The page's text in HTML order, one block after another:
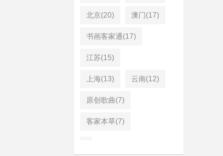
北京(20) 澳门(17)
书画客家通(17)
江苏(15)
上海(13) 云南(12)
原创歌曲(7)
客家本草(7)